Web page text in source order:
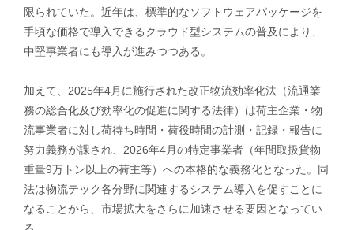
限られていた。近年は、標準的なソフトウェアパッケージを
手頃な価格で導入できるクラウド型システムの普及により、
中堅事業者にも導入が進みつつある。
加えて、2025年4月に施行された改正物流効率化法（流通業
務の総合化及び効率化の促進に関する法律）は荷主企業・物
流事業者に対し荷待ち時間・荷役時間の計測・記録・報告に
努力義務が課され、2026年4月の特定事業者（年間取扱貨物
重量9万トン以上の荷主等）への本格的な義務化となった。同
法は物流テック各分野に関連するシステム導入を促すことに
なることから、市場拡大をさらに加速させる要因となってい